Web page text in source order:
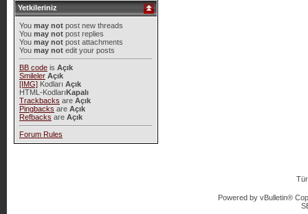
Yetkileriniz
You may notpost new threads
You may notpost replies
You may notpost attachments
You may notedit your posts
BB codeis Açık
Smileler Açık
[IMG]Kodları Açık
HTML-KodlarıKapalı
Trackbacks are Açık
Pingbacks are Açık
Refbacks are Açık
Forum Rules
Powered by vBulletin®